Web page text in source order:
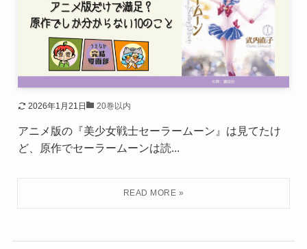
2026年1月21日 20巻以内
アニメ版の『美少女戦士セーラームーン』は見てたけ
ど、原作でセーラームーンは読...